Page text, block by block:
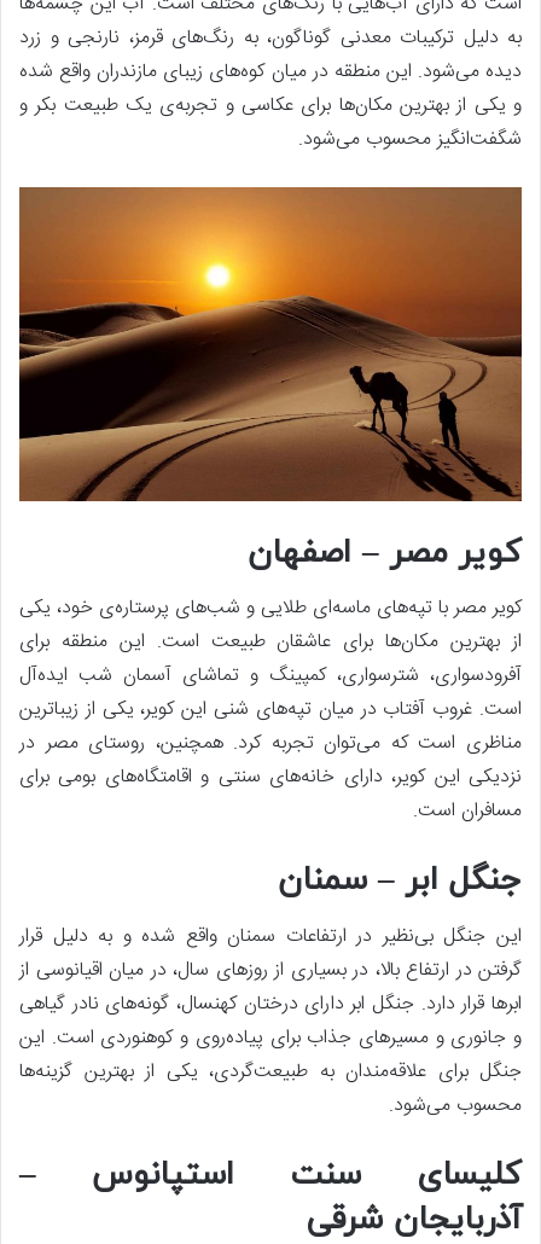
به دلیل ترکیبات معدنی گوناگون، به رنگ‌های قرمز، نارنجی و زرد
دیده می‌شود. این منطقه در میان کوه‌های زیبای مازندران واقع شده
و یکی از بهترین مکان‌ها برای عکاسی و تجربه‌ی یک طبیعت بکر و
شگفت‌انگیز محسوب می‌شود.
کویر مصر – اصفهان
کویر مصر با تپه‌های ماسه‌ای طلایی و شب‌های پرستاره‌ی خود، یکی
از بهترین مکان‌ها برای عاشقان طبیعت است. این منطقه برای
آفرودسواری، شترسواری، کمپینگ و تماشای آسمان شب ایده‌آل
است. غروب آفتاب در میان تپه‌های شنی این کویر، یکی از زیباترین
مناظری است که می‌توان تجربه کرد. همچنین، روستای مصر در
نزدیکی این کویر، دارای خانه‌های سنتی و اقامتگاه‌های بومی برای
مسافران است.
جنگل ابر – سمنان
این جنگل بی‌نظیر در ارتفاعات سمنان واقع شده و به دلیل قرار
گرفتن در ارتفاع بالا، در بسیاری از روزهای سال، در میان اقیانوسی از
ابرها قرار دارد. جنگل ابر دارای درختان کهنسال، گونه‌های نادر گیاهی
و جانوری و مسیرهای جذاب برای پیاده‌روی و کوهنوردی است. این
جنگل برای علاقه‌مندان به طبیعت‌گردی، یکی از بهترین گزینه‌ها
محسوب می‌شود.
کلیسای سنت استپانوس –
آذربایجان شرقی